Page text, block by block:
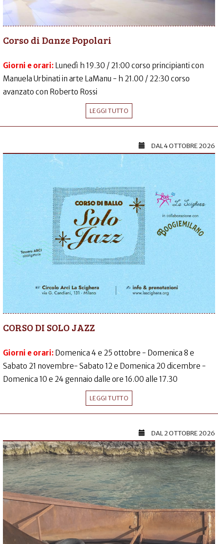
Corso di Danze Popolari
Giorni e orari: Lunedì h 19.30 / 21:00 corso principianti con
Manuela Urbinati in arte LaManu - h 21.00 / 22:30 corso
avanzato con Roberto Rossi
LEGGI TUTTO
DAL4 OTTOBRE 2026
CORSO DI SOLO JAZZ
Giorni e orari: Domenica 4 e 25 ottobre - Domenica 8 e
Sabato 21 novembre- Sabato 12 e Domenica 20 dicembre -
Domenica 10 e 24 gennaio dalle ore 16.00 alle 17.30
LEGGI TUTTO
DAL2 OTTOBRE 2026